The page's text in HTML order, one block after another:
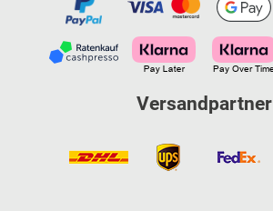
Versandpartner